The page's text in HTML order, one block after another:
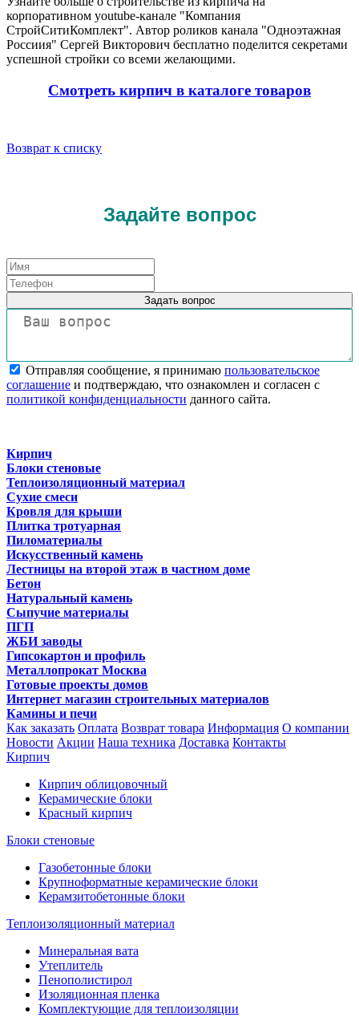
корпоративном youtube-канале "Компания
СтройСитиКомплект". Автор роликов канала "Одноэтажная
Россиия" Сергей Викторович бесплатно поделится секретами
успешной стройки со всеми желающими.
Смотреть кирпич в каталоге товаров
Возврат к списку
Задайте вопрос
Задать вопрос
Отправляя сообщение, я принимаю пользовательское
соглашение и подтверждаю, что ознакомлен и согласен с
политикой конфиденциальности данного сайта.
Кирпич
Блоки стеновые
Теплоизоляционный материал
Сухие смеси
Кровля для крыши
Плитка тротуарная
Пиломатериалы
Искусственный камень
Лестницы на второй этаж в частном доме
Бетон
Натуральный камень
Сыпучие материалы
ПГП
ЖБИ заводы
Гипсокартон и профиль
Металлопрокат Москва
Готовые проекты домов
Интернет магазин строительных материалов
Камины и печи
Как заказать Оплата Возврат товара Информация О компании
Новости Акции Наша техника Доставка Контакты
Кирпич
Кирпич облицовочный
Керамические блоки
Красный кирпич
Блоки стеновые
Газобетонные блоки
Крупноформатные керамические блоки
Керамзитобетонные блоки
Теплоизоляционный материал
Минеральная вата
Утеплитель
Пенополистирол
Изоляционная пленка
Комплектующие для теплоизоляции